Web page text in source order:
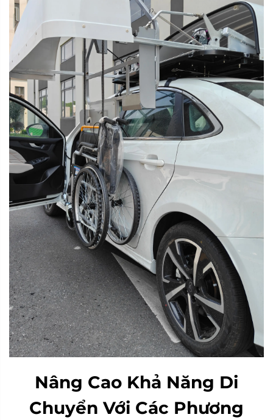
Nâng Cao Khả Năng Di
Chuyển Với Các Phương